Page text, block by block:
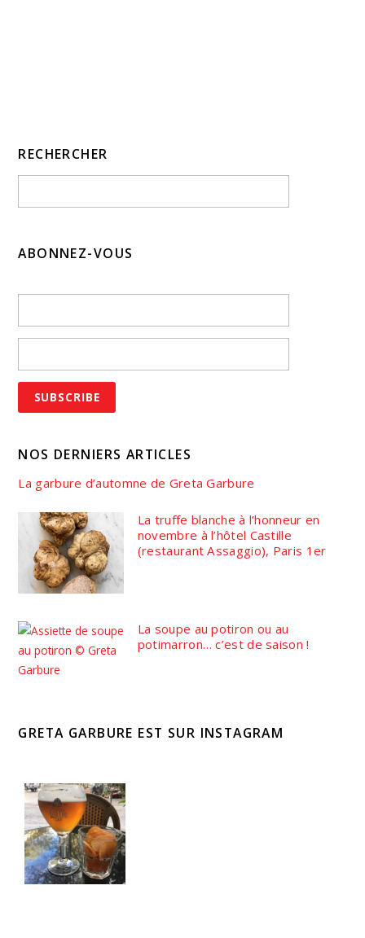
RECHERCHER
ABONNEZ-VOUS
NOS DERNIERS ARTICLES
La garbure d’automne de Greta Garbure
La truffe blanche à l’honneur en
novembre à l’hôtel Castille
(restaurant Assaggio), Paris 1er
La soupe au potiron ou au
potimarron… c’est de saison !
GRETA GARBURE EST SUR INSTAGRAM